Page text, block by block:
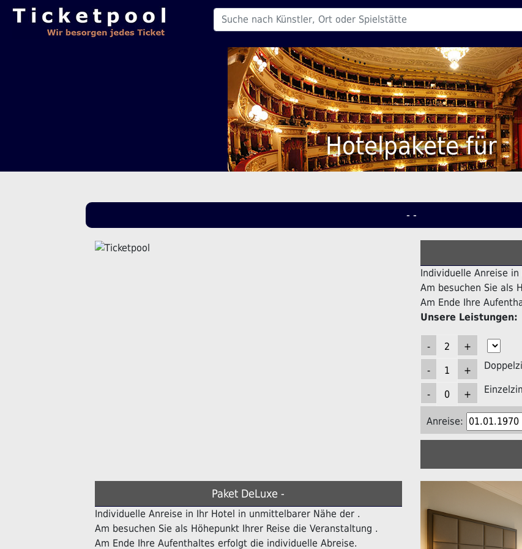
Hotelpakete für
- -
Individuelle Anreise
Am besuchen Sie als
Am Ende Ihre
Unsere Leistungen:
Anreise:
Paket DeLuxe -
Individuelle Anreise in Ihr Hotel in unmittelbarer Nähe der .
Am besuchen Sie als Höhepunkt Ihrer Reise die Veranstaltung .
Am Ende Ihre Aufenthaltes erfolgt die individuelle Abreise.